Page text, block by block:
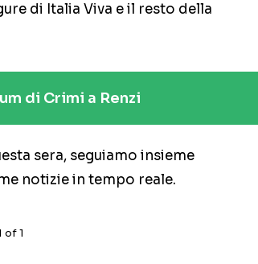
di Italia Viva e il resto della
di Crimi a Renzi
sera, seguiamo insieme
notizie in tempo reale.
of1